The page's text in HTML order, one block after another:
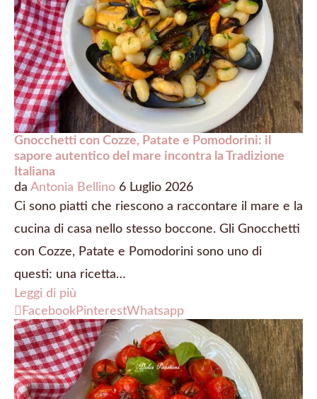
Gnocchetti con Cozze, Patate e Pomodorini: il
sapore autentico del mare incontra la Tradizione
Italiana
da Antonia Bellino 6 Luglio 2026
Ci sono piatti che riescono a raccontare il mare e la
cucina di casa nello stesso boccone. Gli Gnocchetti
con Cozze, Patate e Pomodorini sono uno di
questi: una ricetta…
Leggi di più
FacebookPinterestWhatsapp